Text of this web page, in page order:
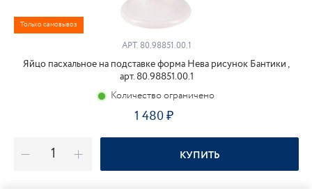
Только самовывоз
АРТ.80.98851.00.1
Яйцо пасхальное на подставке форма Нева рисунок Бантики ,
арт. 80.98851.00.1
Количество ограничено
1 480
КУПИТЬ